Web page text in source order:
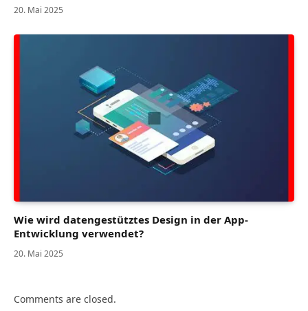
20. Mai 2025
Wie wird datengestütztes Design in der App-
Entwicklung verwendet?
20. Mai 2025
Comments are closed.